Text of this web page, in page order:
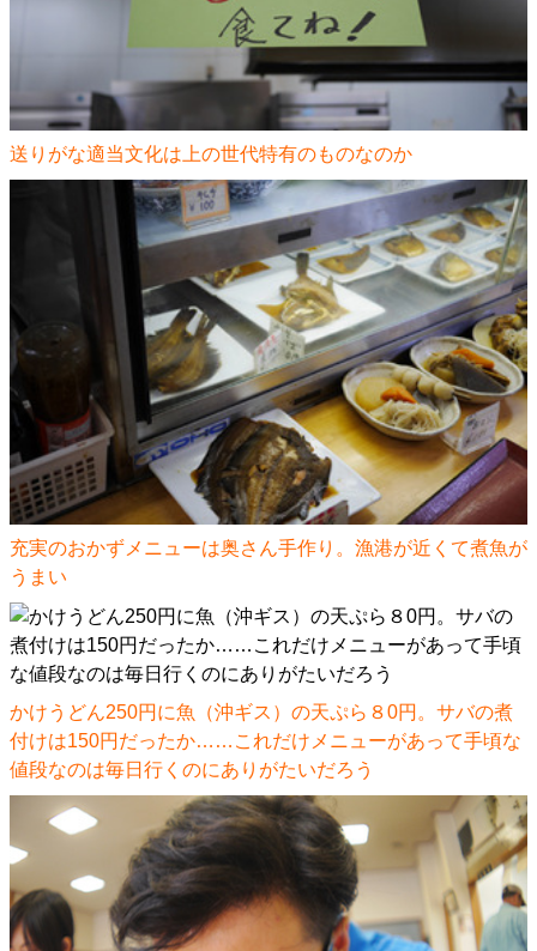
送りがな適当文化は上の世代特有のものなのか
充実のおかずメニューは奥さん手作り。漁港が近くて煮魚が
うまい
かけうどん250円に魚（沖ギス）の天ぷら８0円。サバの煮
付けは150円だったか……これだけメニューがあって手頃な
値段なのは毎日行くのにありがたいだろう